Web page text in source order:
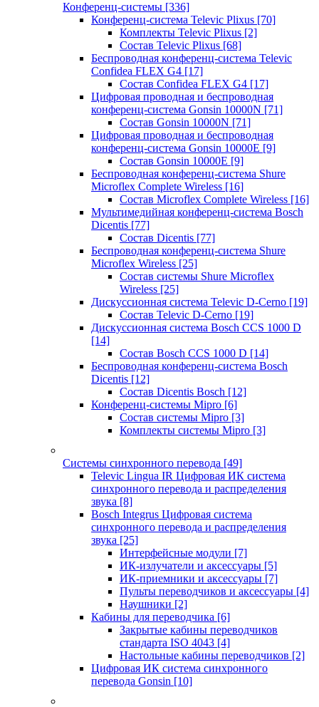
Конференц-системы [336]
Конференц-система Televic Plixus [70]
Комплекты Televic Plixus [2]
Состав Televic Plixus [68]
Беспроводная конференц-система Televic
Confidea FLEX G4 [17]
Состав Confidea FLEX G4 [17]
Цифровая проводная и беспроводная
конференц-система Gonsin 10000N [71]
Состав Gonsin 10000N [71]
Цифровая проводная и беспроводная
конференц-система Gonsin 10000E [9]
Состав Gonsin 10000E [9]
Беспроводная конференц-система Shure
Microflex Complete Wireless [16]
Состав Microflex Complete Wireless [16]
Мультимедийная конференц-система Bosch
Dicentis [77]
Состав Dicentis [77]
Беспроводная конференц-система Shure
Microflex Wireless [25]
Состав системы Shure Microflex
Wireless [25]
Дискуссионная система Televic D-Cerno [19]
Состав Televic D-Cerno [19]
Дискуссионная система Bosch CCS 1000 D
[14]
Состав Bosch CCS 1000 D [14]
Беспроводная конференц-система Bosch
Dicentis [12]
Состав Dicentis Bosch [12]
Конференц-системы Mipro [6]
Состав системы Mipro [3]
Комплекты системы Mipro [3]
Системы синхронного перевода [49]
Televic Lingua IR Цифровая ИК система
синхронного перевода и распределения
звука [8]
Bosch Integrus Цифровая система
синхронного перевода и распределения
звука [25]
Интерфейсные модули [7]
ИК-излучатели и аксессуары [5]
ИК-приемники и аксессуары [7]
Пульты переводчиков и аксессуары [4]
Наушники [2]
Кабины для переводчика [6]
Закрытые кабины переводчиков
стандарта ISO 4043 [4]
Настольные кабины переводчиков [2]
Цифровая ИК система синхронного
перевода Gonsin [10]